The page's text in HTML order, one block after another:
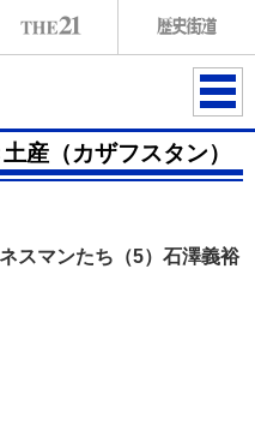
ME
NU
産（カザフスタン）
スマンたち（5）石澤義裕